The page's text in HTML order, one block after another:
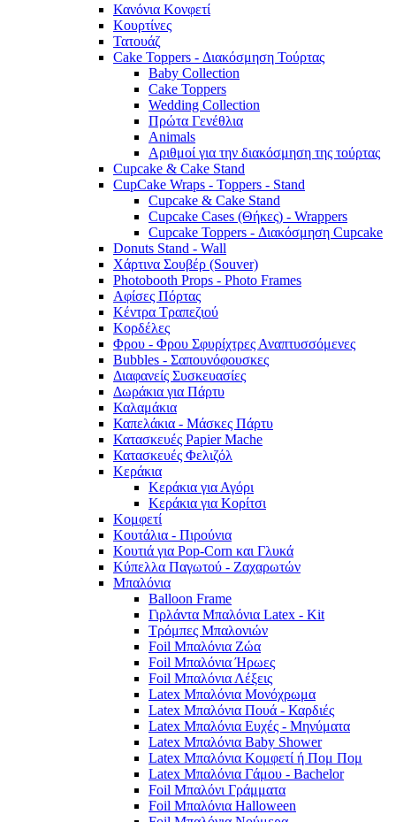
Κανόνια Κονφετί
Κουρτίνες
Τατουάζ
Cake Toppers - Διακόσμηση Τούρτας
Baby Collection
Cake Toppers
Wedding Collection
Πρώτα Γενέθλια
Animals
Αριθμοί για την διακόσμηση της τούρτας
Cupcake & Cake Stand
CupCake Wraps - Toppers - Stand
Cupcake & Cake Stand
Cupcake Cases (Θήκες) - Wrappers
Cupcake Toppers - Διακόσμηση Cupcake
Donuts Stand - Wall
Χάρτινα Σουβέρ (Souver)
Photobooth Props - Photo Frames
Αφίσες Πόρτας
Κέντρα Τραπεζιού
Κορδέλες
Φρου - Φρου Σφυρίχτρες Αναπτυσσόμενες
Bubbles - Σαπουνόφουσκες
Διαφανείς Συσκευασίες
Δωράκια για Πάρτυ
Καλαμάκια
Καπελάκια - Μάσκες Πάρτυ
Κατασκευές Papier Mache
Κατασκευές Φελιζόλ
Κεράκια
Κεράκια για Αγόρι
Κεράκια για Κορίτσι
Κομφετί
Κουτάλια - Πιρούνια
Κουτιά για Pop-Corn και Γλυκά
Κύπελλα Παγωτού - Ζαχαρωτών
Μπαλόνια
Balloon Frame
Γιρλάντα Μπαλόνια Latex - Kit
Τρόμπες Μπαλονιών
Foil Μπαλόνια Ζώα
Foil Μπαλόνια Ήρωες
Foil Μπαλόνια Λέξεις
Latex Μπαλόνια Μονόχρωμα
Latex Μπαλόνια Πουά - Καρδιές
Latex Μπαλόνια Ευχές - Μηνύματα
Latex Μπαλόνια Baby Shower
Latex Μπαλόνια Κομφετί ή Πομ Πομ
Latex Μπαλόνια Γάμου - Bachelor
Foil Μπαλόνι Γράμματα
Foil Μπαλόνια Halloween